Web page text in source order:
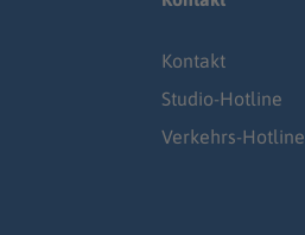
Kontakt
Studio-Hotline
Verkehrs-Hotline